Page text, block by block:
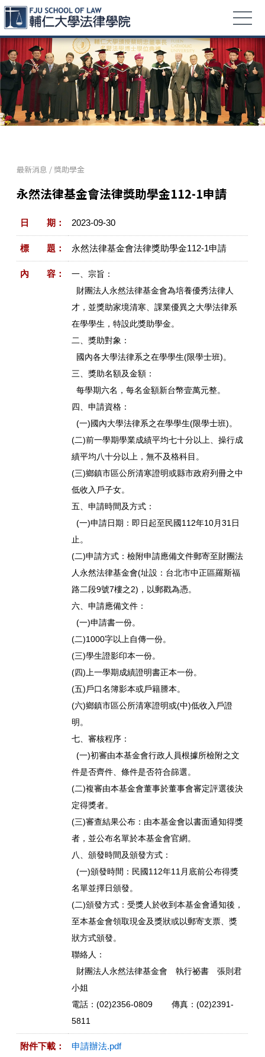
最新消息 /獎助學金
永然法律基金會法律獎助學金112-1申請
日 期： 2023-09-30
標 題： 永然法律基金會法律獎助學金112-1申請
內 容：
一、宗旨：
財團法人永然法律基金會為培養優秀法律人
才，並獎助家境清寒、課業優異之大學法律系
在學學生，特設此獎助學金。
二、獎助對象：
國內各大學法律系之在學學生(限學士班)。
三、獎助名額及金額：
每學期六名，每名金額新台幣壹萬元整。
四、申請資格：
(一)國內大學法律系之在學學生(限學士班)。
(二)前一學期學業成績平均七十分以上、操行成
績平均八十分以上，無不及格科目。
(三)鄉鎮市區公所清寒證明或縣市政府列冊之中
低收入戶子女。
五、申請時間及方式：
(一)申請日期：即日起至民國112年10月31日
止。
(二)申請方式：檢附申請應備文件郵寄至財團法
人永然法律基金會(址設：台北市中正區羅斯福
路二段9號7樓之2)，以郵戳為憑。
六、申請應備文件：
(一)申請書一份。
(二)1000字以上自傳一份。
(三)學生證影印本一份。
(四)上一學期成績證明書正本一份。
(五)戶口名簿影本或戶籍謄本。
(六)鄉鎮市區公所清寒證明或(中)低收入戶證
明。
七、審核程序：
(一)初審由本基金會行政人員根據所檢附之文
件是否齊件、條件是否符合篩選。
(二)複審由本基金會董事於董事會審定評選後決
定得獎者。
(三)審查結果公布：由本基金會以書面通知得獎
者，並公布名單於本基金會官網。
八、頒發時間及頒發方式：
(一)頒發時間：民國112年11月底前公布得獎
名單並擇日頒發。
(二)頒發方式：受獎人於收到本基金會通知後，
至本基金會領取現金及獎狀或以郵寄支票、獎
狀方式頒發。
聯絡人：
財團法人永然法律基金會 執行祕書 張則君
小姐
電話：(02)2356-0809 傳真：(02)2391-
5811
附件下載：
申請辦法.pdf